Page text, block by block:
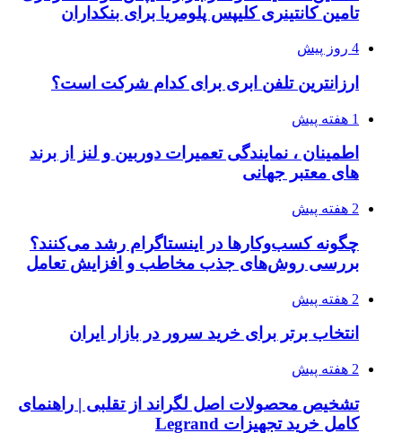
تامین کانتینری کلیپس پلومریا برای بنکداران
4 روز پیش
ارزانترین تلفن ابری برای کدام شرکت است؟
1 هفته پیش
اطمینان ، نمایندگی تعمیرات دوربین و لنز از برند
های معتبر جهانی
2 هفته پیش
چگونه کسب‌وکارها در اینستاگرام رشد می‌کنند؟
بررسی روش‌های جذب مخاطب و افزایش تعامل
2 هفته پیش
انتخاب برتر برای خرید سرور در بازار ایران
2 هفته پیش
تشخیص محصولات اصل لگراند از تقلبی | راهنمای
کامل خرید تجهیزات Legrand